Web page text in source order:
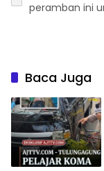
peramban ini
Baca Juga